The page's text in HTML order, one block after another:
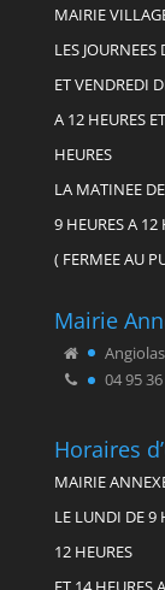
MAIRIE
LES
ET VENDREDI
A 12 HEURES
HEURES
LA MATINEE
9 HEURES A 12
( FERMEE AU
Mairie
04 95
Horaires
MAIRIE
LE LUNDI DE 9
12 HEURES